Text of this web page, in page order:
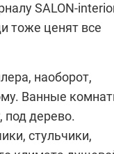
SALON-
тоже ценят все
, наоборот,
Ванные
под дерево.
стульчики,